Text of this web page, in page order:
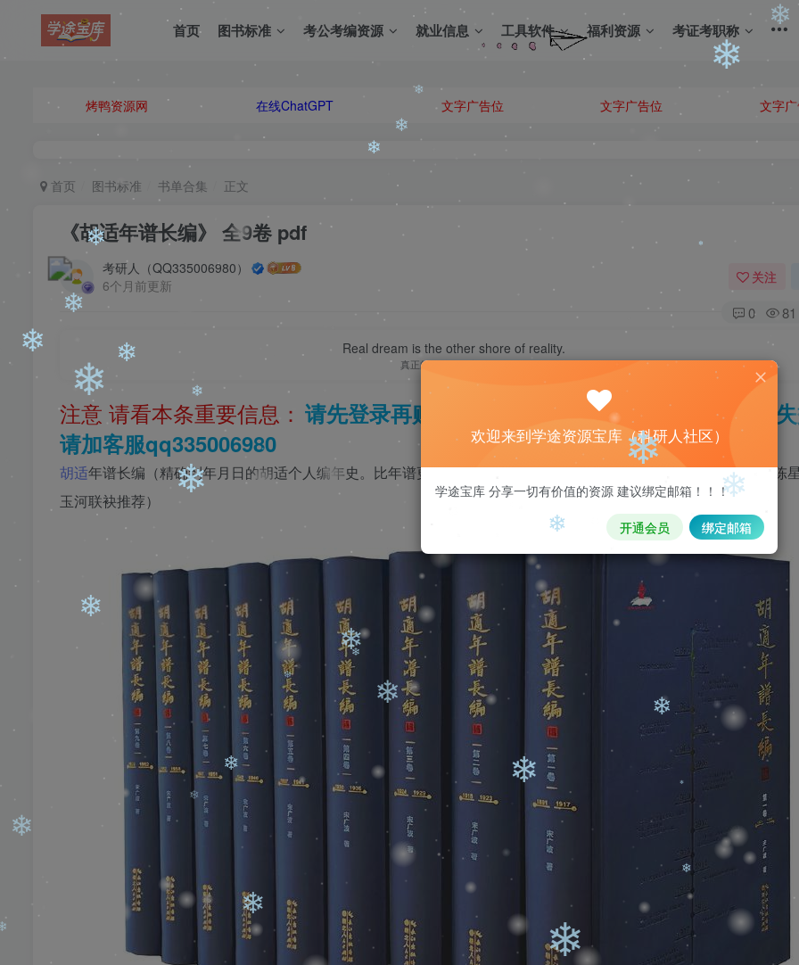
首页 图书标准 考公考编资源 就业信息 工具软件 福利资源 考证考职称
烤鸭资源网 在线ChatGPT 文字广告位 文字广告位 文字
首页 图书标准 书单合集 正文
《胡适年谱长编》 全9卷 pdf
考研人（QQ335006980）
6个月前更新
关注
0 81
Real dream is the other shore of reality.
真正的梦就是现实的彼岸
注意 请看本条重要信息： 请先登录再购买，购买后刷新页面即可，链接如果
请加客服qq335006980
胡适年谱长编（精确到年月日的胡适个人编年史。比年谱更详，比传记更真。金冲及、耿云志、周质平、罗平汉、陈
玉河联袂推荐）
欢迎来到学途资源宝库（科研人社区）
学途宝库 分享一切有价值的资源 建议绑定邮箱！！！
开通会员 绑定邮箱
❄
❄
❄
❄
❄
❄
❄
❄
❄
❄
❄
❄